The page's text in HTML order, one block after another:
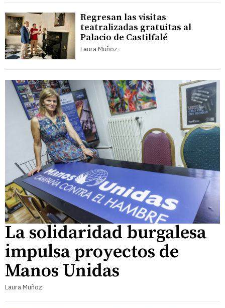
Regresan las visitas
teatralizadas gratuitas al
Palacio de Castilfalé
Laura Muñoz
La solidaridad burgalesa
impulsa proyectos de
Manos Unidas
Laura Muñoz